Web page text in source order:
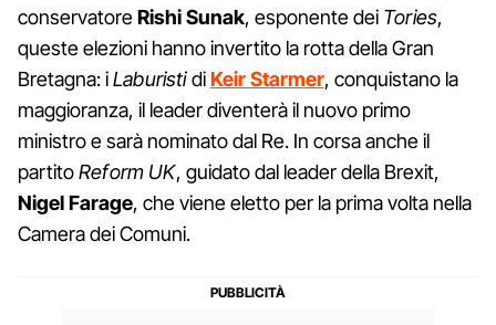
conservatoreRishi Sunak, esponente dei Tories,
queste elezioni hanno invertito la rotta della Gran
Bretagna: iLaburistidiKeir Starmer, conquistano la
maggioranza, il leader diventerà il nuovo primo
ministro e sarà nominato dal Re. In corsa anche il
partitoReform UK, guidato dal leader della Brexit,
Nigel Farage, che viene eletto per la prima volta nella
Camera dei Comuni.